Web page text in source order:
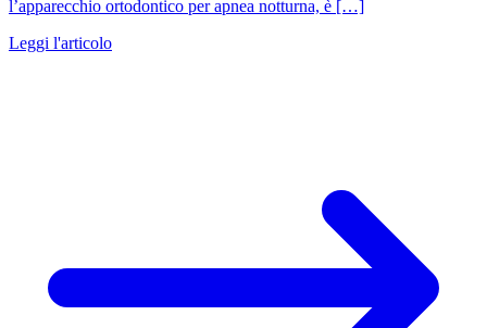
l’apparecchio ortodontico per apnea notturna, è […]
Leggi l'articolo